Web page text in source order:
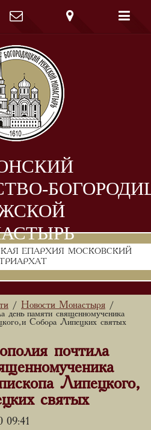
ЕПАРХИЯ МОСКОВСКИЙ
  
/ Новости Монастыря /
день памяти священномученика
и Собора Липецких святых
почтила
Липецкого,
святых
09:41